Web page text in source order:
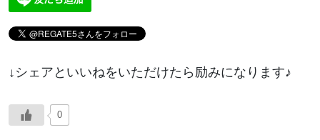
↓シェアといいねをいただけたら励みになります♪
0